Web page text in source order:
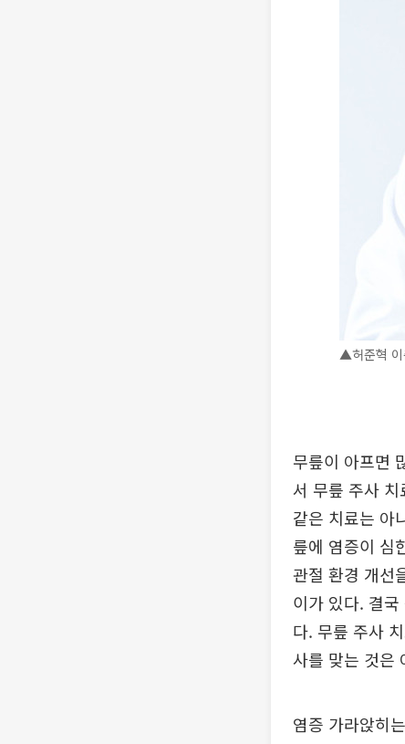
▲허준혁 이
무릎이 아프면
서 무릎 주사
같은 치료는 아
릎에 염증이 심
관절 환경 개선
이가 있다. 결
다. 무릎 주사
사를 맞는 것은
염증 가라앉히